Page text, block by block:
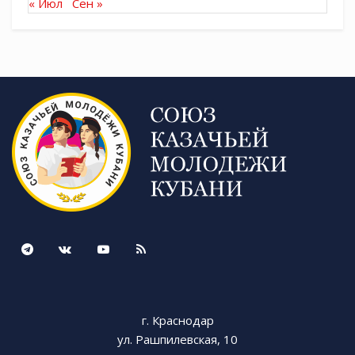
сил и времени, обучали всех желающих работе
самым интересным и запоминающимся для
молодых казачат стало обучение тактике боя и
приемам с автоматом.
Еще не прошла и неделя по окончании сборов,
но Приморско-Ахтарское районное казачье
общество начинает готовиться к Военно-
полевым сборам 2020 года, готовиться к
75-летия Победы Русского народа в Великой
то, что мы — достойные потомки наших дедов
« Июл Сен »
г. Краснодар
ул. Рашпилевская, 10